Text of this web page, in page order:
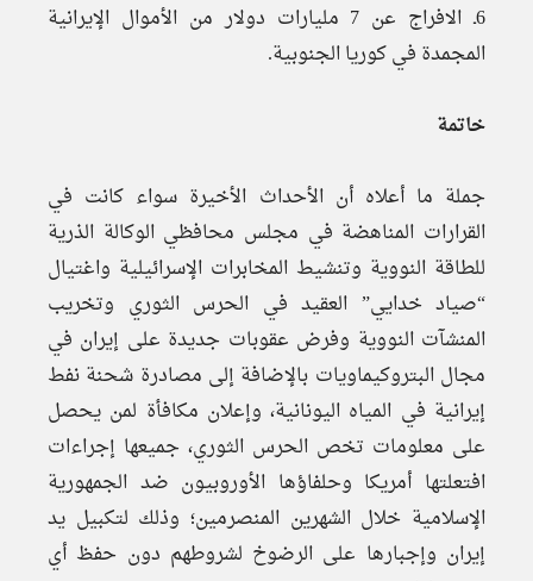
6ـ الافراج عن 7 مليارات دولار من الأموال الإيرانية
المجمدة في كوريا الجنوبية.
خاتمة
جملة ما أعلاه أن الأحداث الأخيرة سواء كانت في
القرارات المناهضة في مجلس محافظي الوكالة الذرية
للطاقة النووية وتنشيط المخابرات الإسرائيلية واغتيال
“صياد خدايي” العقيد في الحرس الثوري وتخريب
المنشآت النووية وفرض عقوبات جديدة على إيران في
مجال البتروكيماويات بالإضافة إلى مصادرة شحنة نفط
إيرانية في المياه اليونانية، وإعلان مكافأة لمن يحصل
على معلومات تخص الحرس الثوري، جميعها إجراءات
افتعلتها أمريكا وحلفاؤها الأوروبيون ضد الجمهورية
الإسلامية خلال الشهرين المنصرمين؛ وذلك لتكبيل يد
إيران وإجبارها على الرضوخ لشروطهم دون حفظ أي